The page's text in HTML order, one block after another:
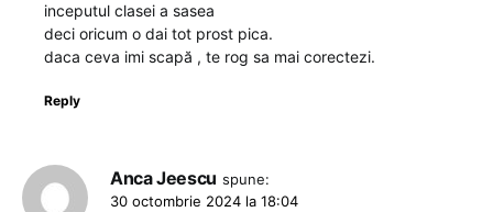
inceputul clasei a sasea
deci oricum o dai tot prost pica.
daca ceva imi scapă , te rog sa mai corectezi.
Reply
Anca Jeescu spune:
30 octombrie 2024 la 18:04